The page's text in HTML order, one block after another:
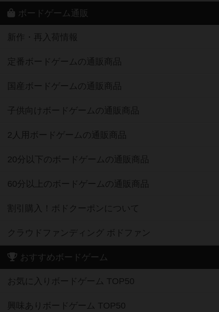
ボードゲーム通販
新作・再入荷情報
定番ボードゲームの通販商品
国産ボードゲームの通販商品
子供向けボードゲームの通販商品
2人用ボードゲームの通販商品
20分以下のボードゲームの通販商品
60分以上のボードゲームの通販商品
割引購入！ボドクーポンについて
クラウドファンディング ボドファン
おすすめボードゲーム
お気に入りボードゲーム TOP50
興味ありボードゲーム TOP50